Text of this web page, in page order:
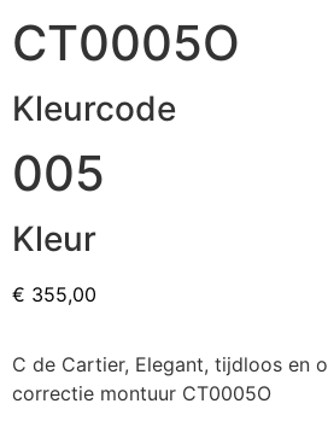
CT0005O
Kleurcode
005
Kleur
€ 355,00
C de Cartier, Elegant, tijdloos en
correctie montuur CT0005O